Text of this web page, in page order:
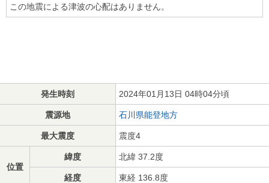
この地震による津波の心配はありません。
発生時刻 2024年01月13日 04時04分頃
震源地 石川県能登地方
最大震度 震度4
位置
緯度 北緯 37.2度
経度 東経 136.8度